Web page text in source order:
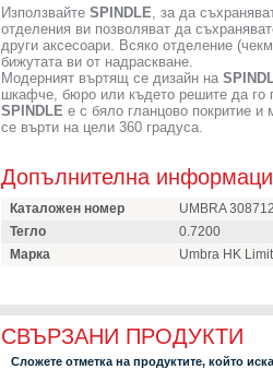
Използвайте SPINDLE, за да
отделения ви позволяват да
други аксесоари. Всяко отделение
бижутата ви от надраскване.
Модерният въртящ се дизайн на
шкафче, бюро или където решите да го
SPINDLE е с бяло гланцово покритие
се върти на цели 360 градуса.
Допълнителна
Каталожен номер
UMBRA
Тегло
0.7200
Марка
Umbra HK
СВЪРЗАНИ ПРОДУКТИ
Сложете отметка на продуктите, който